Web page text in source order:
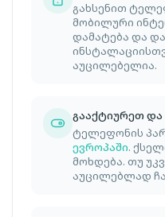
გახსენით
მობილური
დამატება და
აუცილებელია.
გააქტიურეთ
ტელეფონის
ევროპაში.
მოხდება. თუ
აუცილებლად